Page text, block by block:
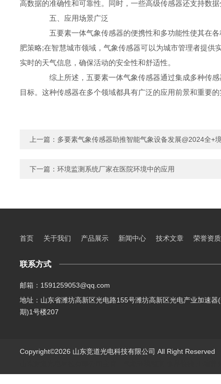
高数据的准确性和可靠性。同时，一些高级传感器还支持数
五、应用场景广泛
五要素一体气象传感器的便携性和多功能性使其在各
肥策略;在智慧城市领域，气象传感器可以为城市管理者提
实时的天气信息，确保活动的安全性和舒适性。
综上所述，五要素一体气象传感器通过集成多种传感
目标。这种传感器在多个领域都具有广泛的应用前景和重要
上一篇： 多要素气象传感器助推智能气象设备发展@2024全+
下一篇： 环境监测系统厂家在医院环境中的应用
首页 关于我们 产品展示 新闻中心 技术文章 荣誉资质
联系方式
邮箱：1591259053@qq.com
地址：山东省潍坊高新区光电路155号潍坊高新区光电产业加速器
期)1号楼207
Copyright©2026 山东竞道光电科技有限公司 All Right